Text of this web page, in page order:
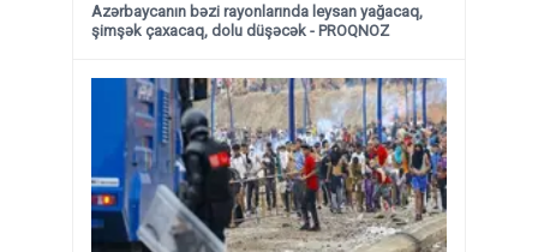
Azərbaycanın bəzi rayonlarında leysan yağacaq,
şimşək çaxacaq, dolu düşəcək - PROQNOZ